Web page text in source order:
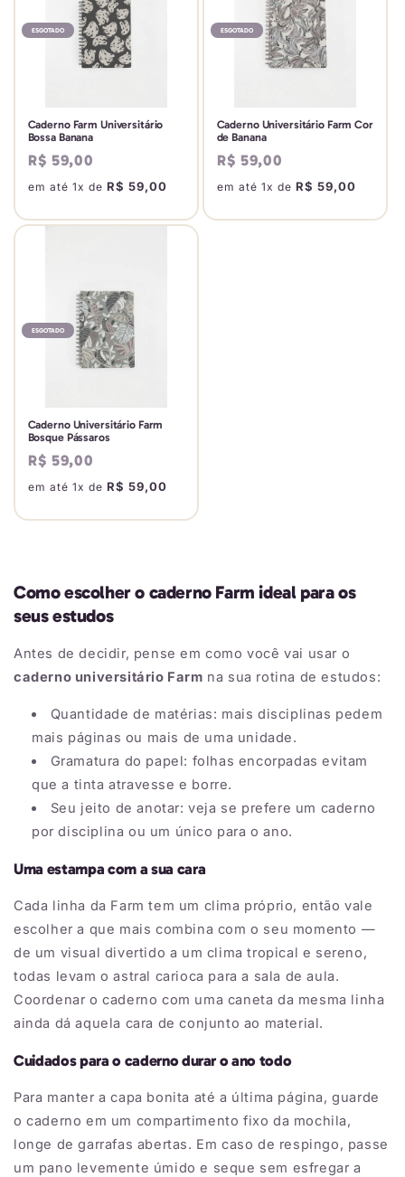
ESGOTADO
Caderno Farm Universitário
Bossa Banana
Preço
normal
R$ 59,00
em até 1x de R$ 59,00
ESGOTADO
Caderno Universitário Farm Cor
de Banana
Preço
normal
R$ 59,00
em até 1x de R$ 59,00
ESGOTADO
Caderno Universitário Farm
Bosque Pássaros
Preço
normal
R$ 59,00
em até 1x de R$ 59,00
Como escolher o caderno Farm ideal para os
seus estudos
Antes de decidir, pense em como você vai usar o
caderno universitário Farm na sua rotina de estudos:
Quantidade de matérias: mais disciplinas pedem
mais páginas ou mais de uma unidade.
Gramatura do papel: folhas encorpadas evitam
que a tinta atravesse e borre.
Seu jeito de anotar: veja se prefere um caderno
por disciplina ou um único para o ano.
Uma estampa com a sua cara
Cada linha da Farm tem um clima próprio, então vale
escolher a que mais combina com o seu momento —
de um visual divertido a um clima tropical e sereno,
todas levam o astral carioca para a sala de aula.
Coordenar o caderno com uma caneta da mesma linha
ainda dá aquela cara de conjunto ao material.
Cuidados para o caderno durar o ano todo
Para manter a capa bonita até a última página, guarde
o caderno em um compartimento fixo da mochila,
longe de garrafas abertas. Em caso de respingo, passe
um pano levemente úmido e seque sem esfregar a